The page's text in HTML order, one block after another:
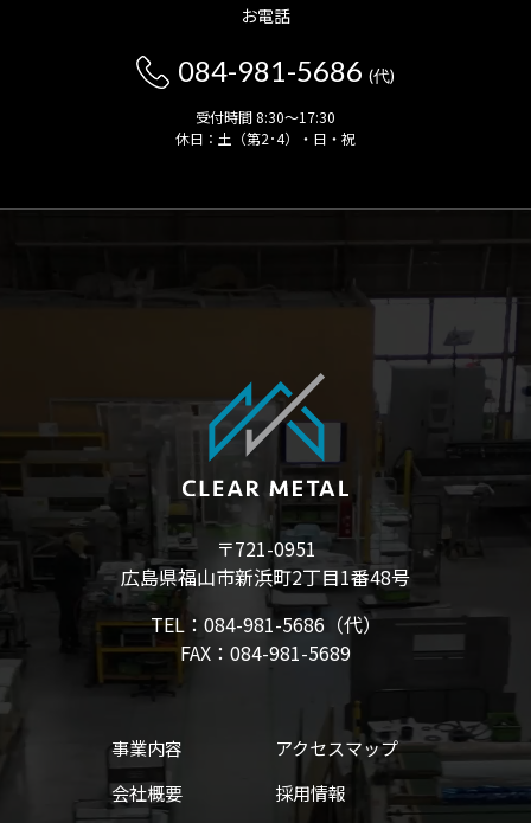
お電話
084-981-5686 (代)
受付時間 8:30～17:30
休日：土（第2･4）・日・祝
〒721-0951
広島県福山市新浜町2丁目1番48号
TEL：084-981-5686（代）
FAX：084-981-5689
事業内容
会社概要
アクセスマップ
採用情報